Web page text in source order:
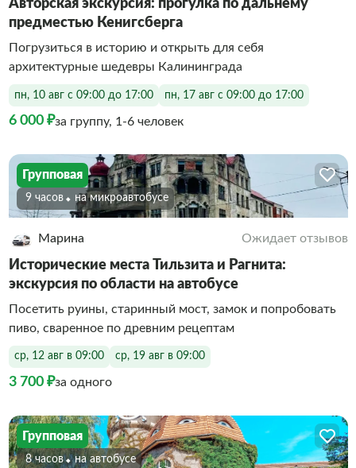
Авторская экскурсия: прогулка по дальнему
предместью Кенигсберга
Погрузиться в историю и открыть для себя
архитектурные шедевры Калининграда
пн, 10 авг с 09:00 до 17:00 пн, 17 авг с 09:00 до 17:00
6 000 ₽за группу, 1-6 человек
Групповая
9 часов На микроавтобусе
Марина Ожидает отзывов
Исторические места Тильзита и Рагнита:
экскурсия по области на автобусе
Посетить руины, старинный мост, замок и попробовать
пиво, сваренное по древним рецептам
ср, 12 авг в 09:00 ср, 19 авг в 09:00
3 700 ₽за одного
Групповая
8 часов На автобусе